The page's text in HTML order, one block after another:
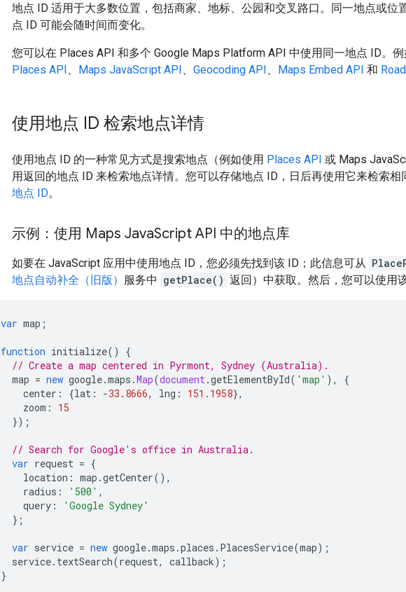
地点 ID 适用于大多数位置，包括商家、地标、公园和交叉路口。同一地点或位
点 ID 可能会随时间而变化。
您可以在 Places API 和多个 Google Maps Platform API 中使用同一地点 ID。
Places API、 Maps JavaScript API、 Geocoding API、 Maps Embed API 和
使用地点 ID 检索地点详情
使用地点 ID 的一种常见方式是搜索地点（例如使用 Places API 或 Maps
用返回的地点 ID 来检索地点详情。您可以存储地点 ID，日后再使用它来检索
地点 ID。
示例：使用 Maps JavaScript API 中的地点库
如要在 JavaScript 应用中使用地点 ID，您必须先找到该 ID；此信息可从
地点自动补全（旧版） 服务中 getPlace() 返回）中获取。然后，您可以使用
var map ;
function initialize()
{
// Create a map centered in Pyrmont, Sydney (Australia).
map = new google.maps .Map(document.getElementById( 'map' ),
{
center : {lat : -33.8666, lng : 151.1958},
zoom :
15
});
// Search for Google's office in Australia.
var request = {
location : map .getCenter(),
radius : '500' ,
query :
'Google Sydney'
};
var service = new google.maps .places . PlacesService(map);
service. textSearch(request, callback);
}